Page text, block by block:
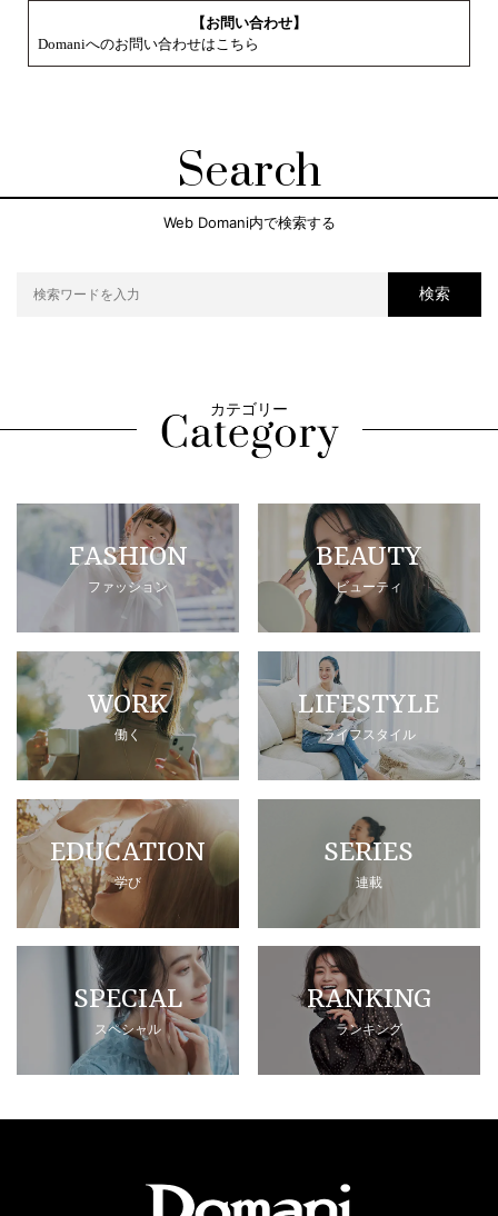
【お問い合わせ】
Domaniへのお問い合わせはこちら
Search
Web Domani内で検索する
検索
カテゴリー
FASHION
ファッション
BEAUTY
ビューティ
WORK
働く
LIFESTYLE
ライフスタイル
EDUCATION
学び
SERIES
連載
SPECIAL
スペシャル
RANKING
ランキング